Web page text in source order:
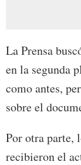
La Prensa
en la segunda
como antes,
sobre el
Por otra parte,
recibieron el